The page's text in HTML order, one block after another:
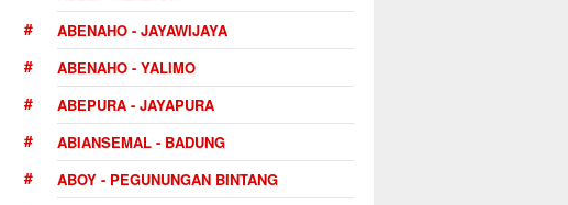
ABENAHO - JAYAWIJAYA
ABENAHO - YALIMO
ABEPURA - JAYAPURA
ABIANSEMAL - BADUNG
ABOY - PEGUNUNGAN BINTANG